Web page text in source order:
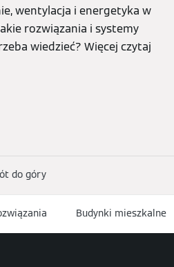
wentylacja i energetyka w
rozwiązania i systemy
wiedzieć? Więcej czytaj
do góry
Budynki mieszkalne